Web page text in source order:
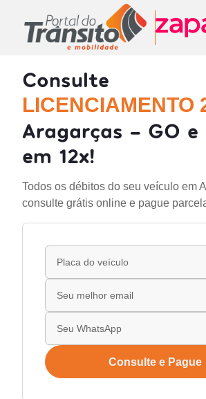
Consulte
LICENCIAMENTO
Aragarças - GO e
em 12x!
Todos os débitos do seu veículo em
consulte grátis online e pague
Consulte e Pague